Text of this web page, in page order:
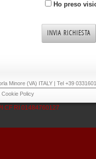
Ho preso
Minore (VA) ITALY | Tel +39
Cookie Policy
CF RI 01484760127